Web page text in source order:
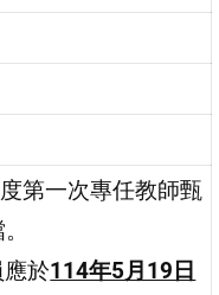
第一次專任教師甄
於114年5月19日